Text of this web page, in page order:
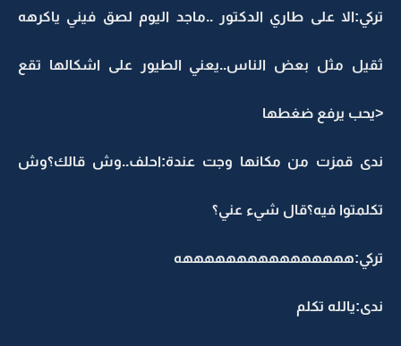
تركي:الا على طاري الدكتور ..ماجد اليوم لصق فيني ياكرهه
ثقيل مثل بعض الناس..يعني الطيور على اشكالها تقع
<يحب يرفع ضغطها
ندى قمزت من مكانها وجت عندة:احلف..وش قالك؟وش
تكلمتوا فيه؟قال شيء عني؟
تركي:ههههههههههههههههه
ندى:يالله تكلم